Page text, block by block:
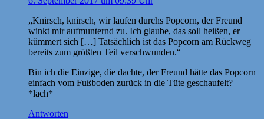
„Knirsch, knirsch, wir laufen durchs Popcorn, der Freund
winkt mir aufmunternd zu. Ich glaube, das soll heißen, er
kümmert sich […] Tatsächlich ist das Popcorn am Rückweg
bereits zum größten Teil verschwunden.“
Bin ich die Einzige, die dachte, der Freund hätte das Popcorn
einfach vom Fußboden zurück in die Tüte geschaufelt?
*lach*
Antworten